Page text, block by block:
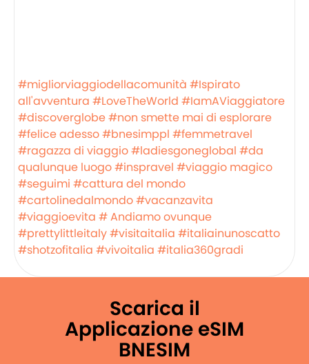
#migliorviaggiodellacomunità #Ispirato
all'avventura #LoveTheWorld #IamAViaggiatore
#discoverglobe#non smette mai di esplorare
#felice adesso#bnesimppl #femmetravel
#ragazza di viaggio#ladiesgoneglobal #da
qualunque luogo#inspravel #viaggio magico
#seguimi #cattura del mondo
#cartolinedalmondo#vacanzavita
#viaggioevita # Andiamo ovunque
#prettylittleitaly#visitaitalia #italiainunoscatto
#shotzofitalia #vivoitalia #italia360gradi
Scarica il
Applicazione eSIM
BNESIM